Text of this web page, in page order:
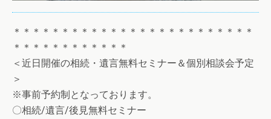
＊＊＊＊＊＊＊＊＊＊＊＊＊＊＊＊＊＊＊＊＊＊＊＊＊
＊＊＊＊＊＊＊＊＊＊＊＊
＜近日開催の相続・遺言無料セミナー＆個別相談会予定
＞
※事前予約制となっております。
〇相続/遺言/後見無料セミナー